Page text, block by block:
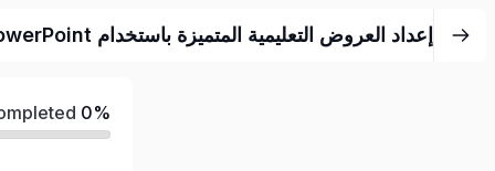
إعداد العروض التعليمية المتميزة باستخدام PowerPoint
0%